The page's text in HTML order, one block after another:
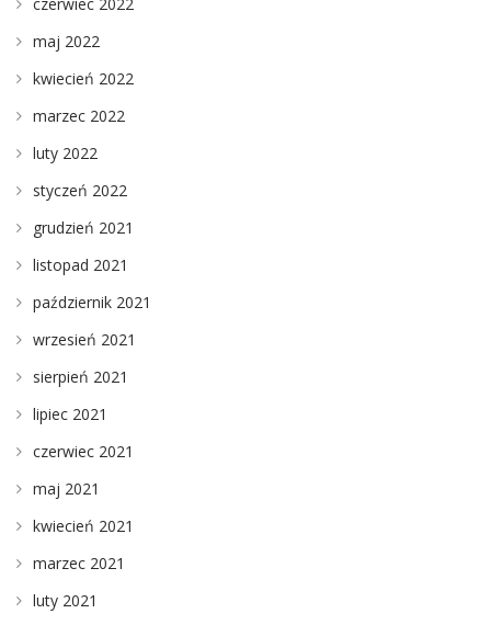
maj 2022
kwiecień 2022
marzec 2022
luty 2022
styczeń 2022
grudzień 2021
listopad 2021
październik 2021
wrzesień 2021
sierpień 2021
lipiec 2021
czerwiec 2021
maj 2021
kwiecień 2021
marzec 2021
luty 2021